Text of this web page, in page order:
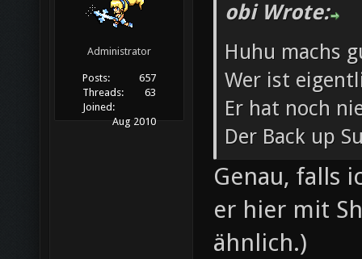
Administrator
Posts:
657
Threads:
63
Joined:
Aug 2010
obi Wrote:
Huhu machs
Wer ist
Er hat noch
Der Back up
Genau, falls
er hier mit
ähnlich.)